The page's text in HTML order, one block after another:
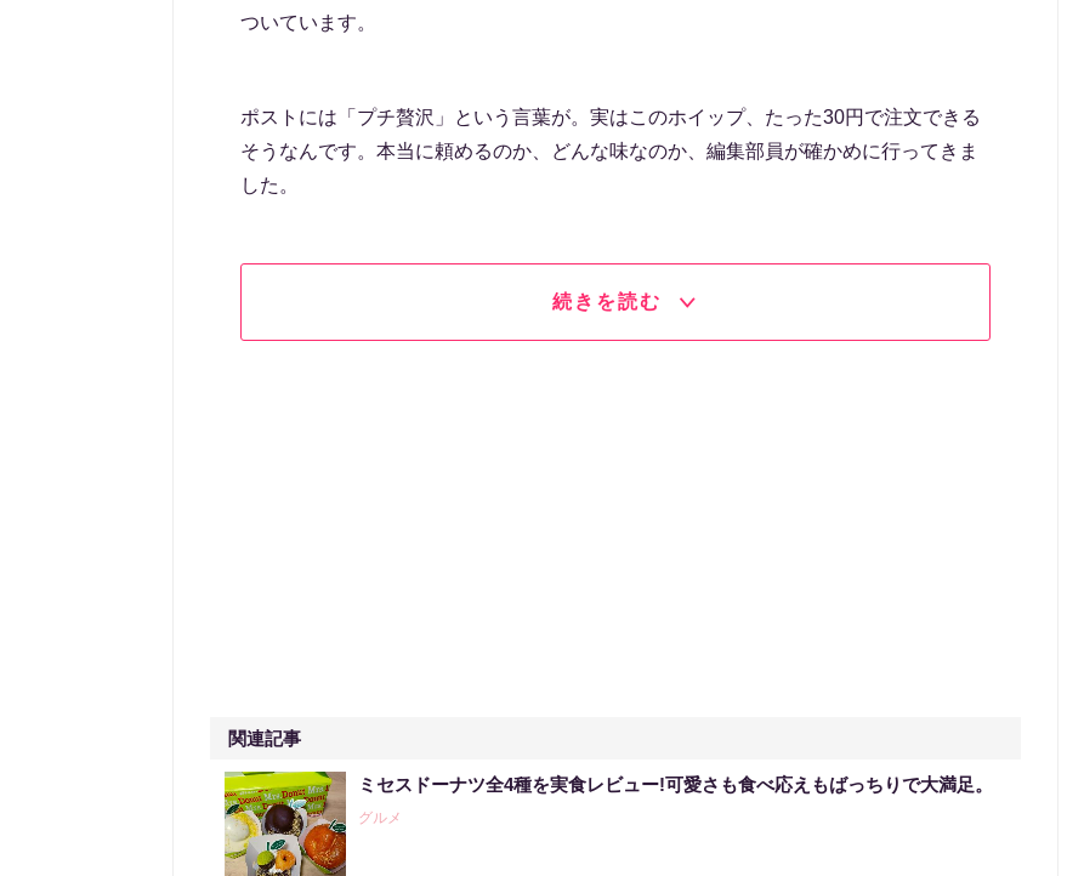
ついています。
ポストには「プチ贅沢」という言葉が。実はこのホイップ、たった30円で注文できる
そうなんです。本当に頼めるのか、どんな味なのか、編集部員が確かめに行ってきま
した。
続きを読む
関連記事
ミセスドーナツ全4種を実食レビュー!可愛さも食べ応えもばっちりで大満足。
グルメ